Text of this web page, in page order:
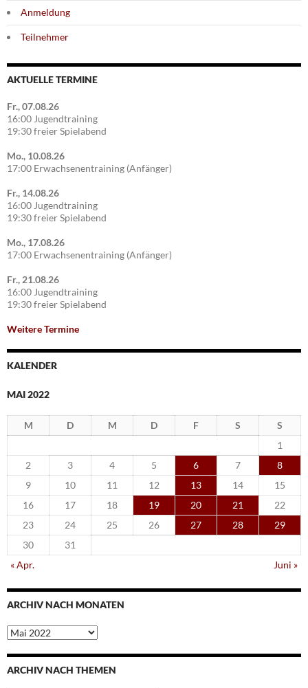
Anmeldung
Teilnehmer
AKTUELLE TERMINE
Fr., 07.08.26
16:00 Jugendtraining
19:30 freier Spielabend
Mo., 10.08.26
17:00 Erwachsenentraining (Anfänger)
Fr., 14.08.26
16:00 Jugendtraining
19:30 freier Spielabend
Mo., 17.08.26
17:00 Erwachsenentraining (Anfänger)
Fr., 21.08.26
16:00 Jugendtraining
19:30 freier Spielabend
Weitere Termine
KALENDER
MAI 2022
M D M D F S
S
1
2
3 4 5 6 7
8
9
10 11 12 13 14
15
16
17 18 19 20 21
22
23
24 25 26 27 28
29
30
31
« Apr.
Juni »
ARCHIV NACH MONATEN
Archiv
nach
Monaten
ARCHIV NACH THEMEN